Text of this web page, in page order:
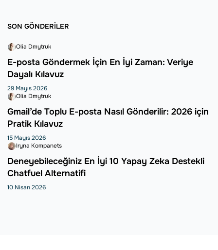
SON GÖNDERILER
Olia Dmytruk
E-posta Göndermek İçin En İyi Zaman: Veriye
Dayalı Kılavuz
29 Mayıs 2026
Olia Dmytruk
Gmail’de Toplu E-posta Nasıl Gönderilir: 2026 için
Pratik Kılavuz
15 Mayıs 2026
Iryna Kompanets
Deneyebileceğiniz En İyi 10 Yapay Zeka Destekli
Chatfuel Alternatifi
10 Nisan 2026